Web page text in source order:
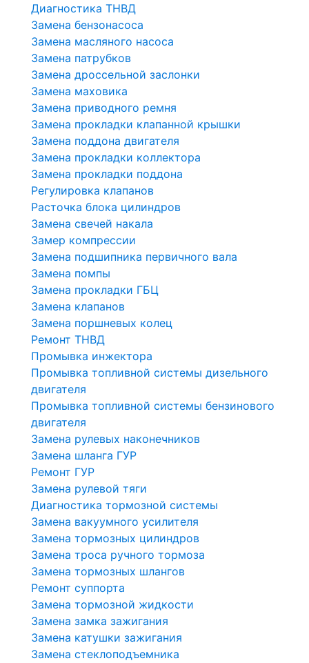
Диагностика ТНВД
Замена бензонасоса
Замена масляного насоса
Замена патрубков
Замена дроссельной заслонки
Замена маховика
Замена приводного ремня
Замена прокладки клапанной крышки
Замена поддона двигателя
Замена прокладки коллектора
Замена прокладки поддона
Регулировка клапанов
Расточка блока цилиндров
Замена свечей накала
Замер компрессии
Замена подшипника первичного вала
Замена помпы
Замена прокладки ГБЦ
Замена клапанов
Замена поршневых колец
Ремонт ТНВД
Промывка инжектора
Промывка топливной системы дизельного
двигателя
Промывка топливной системы бензинового
двигателя
Замена рулевых наконечников
Замена шланга ГУР
Ремонт ГУР
Замена рулевой тяги
Диагностика тормозной системы
Замена вакуумного усилителя
Замена тормозных цилиндров
Замена троса ручного тормоза
Замена тормозных шлангов
Ремонт суппорта
Замена тормозной жидкости
Замена замка зажигания
Замена катушки зажигания
Замена стеклоподъемника